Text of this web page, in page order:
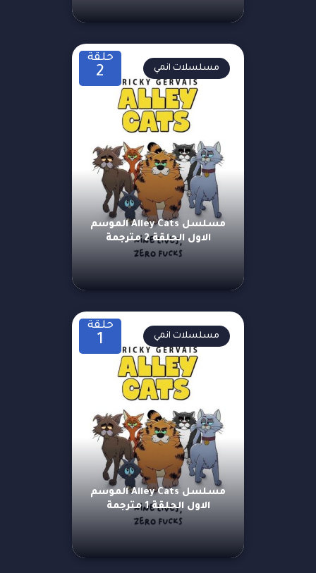
حلقة
2
مسلسل Alley Cats الموسم
الاول الحلقة 2 مترجمة
مسلسلات انمي
حلقة
1
مسلسل Alley Cats الموسم
الاول الحلقة 1 مترجمة
مسلسلات انمي